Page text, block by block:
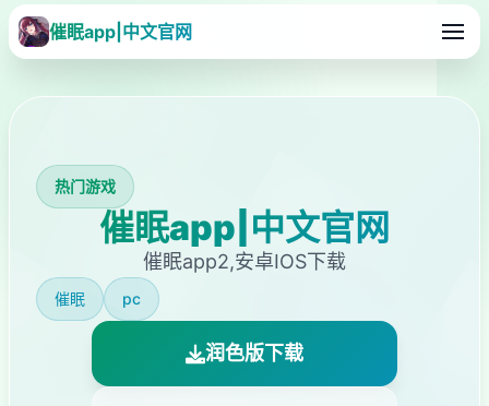
催眠app|中文官网
热门游戏
催眠app|中文官网
催眠app2,安卓IOS下载
催眠 pc
润色版下载